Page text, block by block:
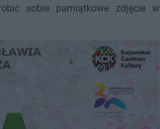
sobie pamiątkowe zdjęcie w